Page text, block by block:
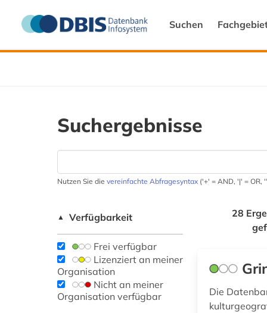
Suchen
Suchergebnisse
Nutzen Sie die vereinfachte Abfragesyntax ('+' = AND, '|' = OR,
▲ Verfügbarkeit
Frei verfügbar
Lizenziert an meiner
Organisation
Nicht an meiner
Organisation verfügbar
28
Die